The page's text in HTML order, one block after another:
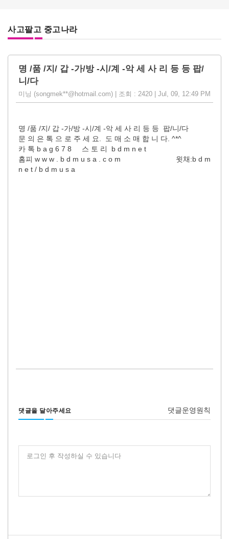
사고팔고 중고나라
명 /품 /지/ 갑 -가/방 -시/계 -악 세 사 리 등 등 팝/
니/다
미닝 (songmek**@hotmail.com) | 조회 : 2420 | Jul, 09, 12:49 PM
명 /품 /지/ 갑 -가/방 -시/계 -악 세 사 리 등 등 팝/니/다
문 의 은 톡 으 로 주 세 요. 도 매 소 매 합 니 다. ^*^
카 톡 b a g 6 7 8 스 토 리 b d m n e t
홈피 w w w . b d m u s a . c o m 윗채:b d m
n e t / b d m u s a
댓글을 달아주세요 댓글운영원칙
로그인 후 작성하실 수 있습니다